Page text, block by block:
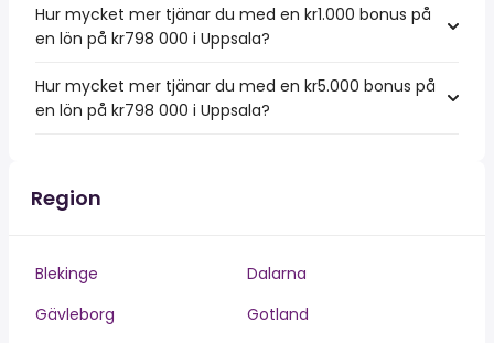
Hur mycket mer tjänar du med en kr1.000 bonus på
en lön på kr798 000 i Uppsala?
Hur mycket mer tjänar du med en kr5.000 bonus på
en lön på kr798 000 i Uppsala?
Region
Blekinge
Dalarna
Gävleborg
Gotland